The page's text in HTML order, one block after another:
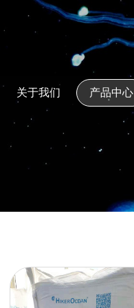
关于我们 产品中心